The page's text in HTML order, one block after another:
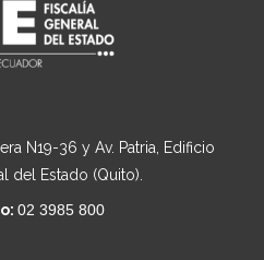
N19-36 y Av. Patria, Edificio
del Estado (Quito).
02 3985 800